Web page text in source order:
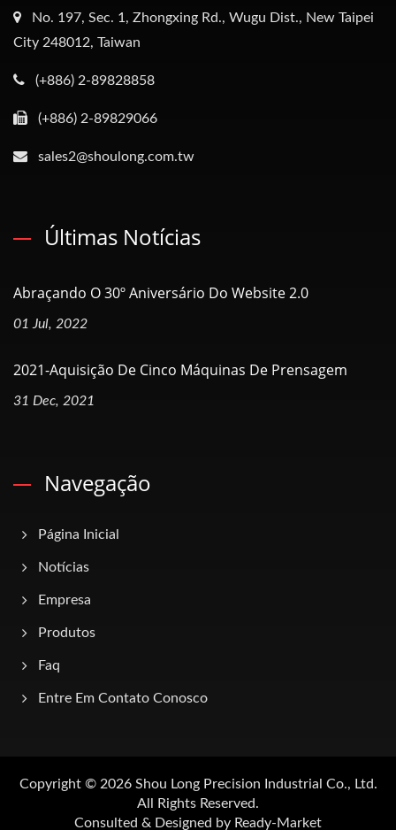
No. 197, Sec. 1, Zhongxing Rd., Wugu Dist., New Taipei
City 248012, Taiwan
(+886) 2-89828858
(+886) 2-89829066
sales2@shoulong.com.tw
Últimas Notícias
Abraçando O 30º Aniversário Do Website 2.0
01 Jul, 2022
2021-Aquisição De Cinco Máquinas De Prensagem
31 Dec, 2021
Navegação
Página Inicial
Notícias
Empresa
Produtos
Faq
Entre Em Contato Conosco
Copyright © 2026 Shou Long Precision Industrial Co., Ltd.
All Rights Reserved.
Consulted & Designed by Ready-Market